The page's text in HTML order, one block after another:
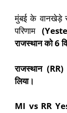
मुंबई के वानखेड़े
परिणाम
राजस्थानको6
राजस्थान (
लिया।
MI vs RR